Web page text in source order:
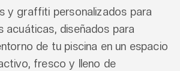
y graffiti personalizados para
acuáticas, diseñados para
de tu piscina en un espacio
fresco y lleno de